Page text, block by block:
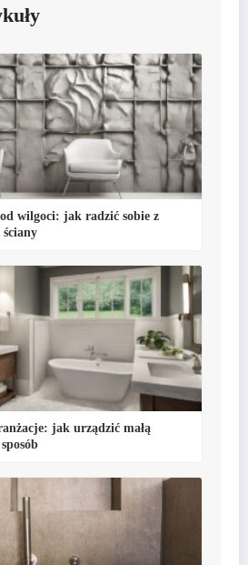
wilgoci: jak radzić sobie z
jak urządzić małą